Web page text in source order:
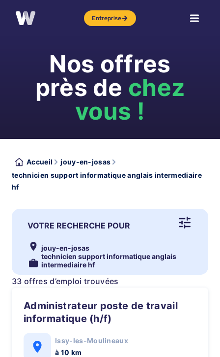
Entreprise
Nos offres
près de chez
vous !
Accueil
jouy-en-josas
technicien support informatique anglais intermediaire
hf
VOTRE RECHERCHE POUR
jouy-en-josas
technicien support informatique anglais
intermediaire hf
33 offres d’emploi trouvées
Administrateur poste de travail
informatique (h/f)
Issy-les-Moulineaux
à 10 km